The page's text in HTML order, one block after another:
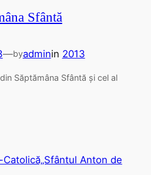
Sfântă
—byadminin 2013
Săptămâna Sfântă şi cel al